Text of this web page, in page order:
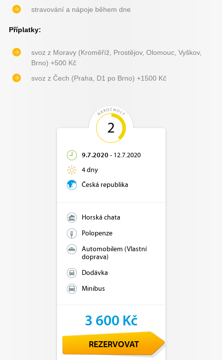
stravování a nápoje během dne
Příplatky:
svoz z Moravy (Kroměříž, Prostějov, Olomouc, Vyškov,
Brno) +500 Kč
svoz z Čech (Praha, D1 po Brno) +1500 Kč
9.7.2020 - 12.7.2020
4 dny
Česká republika
Horská chata
Polopenze
Automobilem (Vlastní
doprava)
Dodávka
Minibus
3 600 Kč
REZERVOVAT